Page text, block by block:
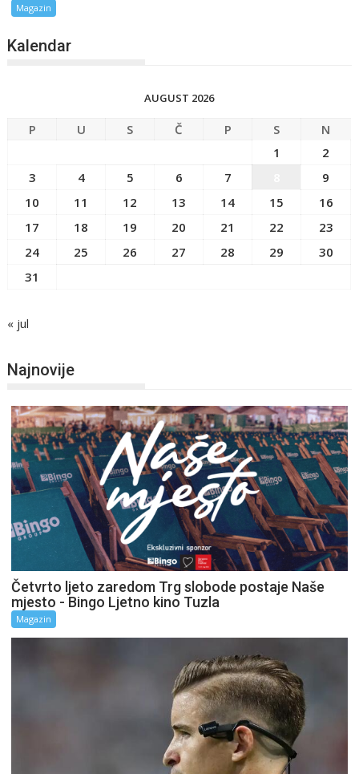
Magazin
Kalendar
AUGUST 2026
P U S Č P S
N
1
2
3
4 5 6 7
9
10
11 12 13 14 15
16
17
18 19 20 21 22
23
24
25 26 27 28 29
30
31
« jul
Najnovije
Četvrto ljeto zaredom Trg slobode postaje Naše
mjesto - Bingo Ljetno kino Tuzla
Magazin